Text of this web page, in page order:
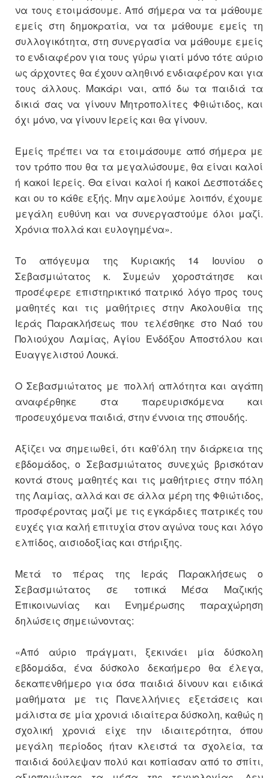
να τους ετοιμάσουμε. Από σήμερα να τα μάθουμε
εμείς στη δημοκρατία, να τα μάθουμε εμείς τη
συλλογικότητα, στη συνεργασία να μάθουμε εμείς
το ενδιαφέρον για τους γύρω γιατί μόνο τότε αύριο
ως άρχοντες θα έχουν αληθινό ενδιαφέρον και για
τους άλλους. Μακάρι ναι, από δω τα παιδιά τα
δικιά σας να γίνουν Μητροπολίτες Φθιώτιδος, και
όχι μόνο, να γίνουν Ιερείς και θα γίνουν.
Εμείς πρέπει να τα ετοιμάσουμε από σήμερα με
τον τρόπο που θα τα μεγαλώσουμε, θα είναι καλοί
ή κακοί Ιερείς. Θα είναι καλοί ή κακοί Δεσποτάδες
και ου το κάθε εξής. Μην αμελούμε λοιπόν, έχουμε
μεγάλη ευθύνη και να συνεργαστούμε όλοι μαζί.
Χρόνια πολλά και ευλογημένα».
Το απόγευμα της Κυριακής 14 Ιουνίου ο
Σεβασμιώτατος κ. Συμεών χοροστάτησε και
προσέφερε επιστηρικτικό πατρικό λόγο προς τους
μαθητές και τις μαθήτριες στην Ακολουθία της
Ιεράς Παρακλήσεως που τελέσθηκε στο Ναό του
Πολιούχου Λαμίας, Αγίου Ενδόξου Αποστόλου και
Ευαγγελιστού Λουκά.
Ο Σεβασμιώτατος με πολλή απλότητα και αγάπη
αναφέρθηκε στα παρευρισκόμενα και
προσευχόμενα παιδιά, στην έννοια της σπουδής.
Αξίζει να σημειωθεί, ότι καθ’όλη την διάρκεια της
εβδομάδος, ο Σεβασμιώτατος συνεχώς βρισκόταν
κοντά στους μαθητές και τις μαθήτριες στην πόλη
της Λαμίας, αλλά και σε άλλα μέρη της Φθιώτιδος,
προσφέροντας μαζί με τις εγκάρδιες πατρικές του
ευχές για καλή επιτυχία στον αγώνα τους και λόγο
ελπίδος, αισιοδοξίας και στήριξης.
Μετά το πέρας της Ιεράς Παρακλήσεως ο
Σεβασμιώτατος σε τοπικά Μέσα Μαζικής
Επικοινωνίας και Ενημέρωσης παραχώρηση
δηλώσεις σημειώνοντας:
«Από αύριο πράγματι, ξεκινάει μία δύσκολη
εβδομάδα, ένα δύσκολο δεκαήμερο θα έλεγα,
δεκαπενθήμερο για όσα παιδιά δίνουν και ειδικά
μαθήματα με τις Πανελλήνιες εξετάσεις και
μάλιστα σε μία χρονιά ιδιαίτερα δύσκολη, καθώς η
σχολική χρονιά είχε την ιδιαιτερότητα, όπου
μεγάλη περίοδος ήταν κλειστά τα σχολεία, τα
παιδιά δούλεψαν πολύ και κοπίασαν από το σπίτι,